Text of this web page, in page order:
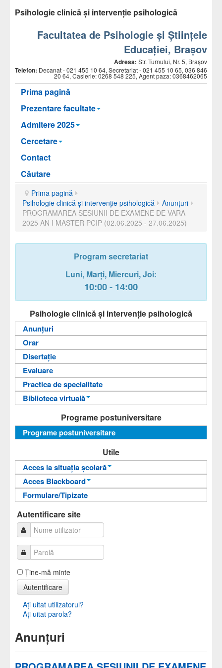
Psihologie clinică și intervenție psihologică
Facultatea de Psihologie și Științele
Educației, Brașov
Adresa: Str. Turnului, Nr. 5, Brașov
Telefon: Decanat -021 455 10 64, Secretariat - 021 455 10 65, 036 846
20 64, Casierie: 0268 548 225, Agent paza: 0368462065
Prima pagină
Prezentare facultate
Admitere 2025
Cercetare
Contact
Căutare
Prima pagină
Psihologie clinică și intervenție psihologică
Anunțuri
PROGRAMAREA SESIUNII DE EXAMENE DE VARA
2025 AN I MASTER PCIP (02.06.2025 - 27.06.2025)
Program secretariat
Luni, Marți, Miercuri, Joi:
10:00 - 14:00
Psihologie clinică și intervenție psihologică
Anunțuri
Orar
Disertaţie
Evaluare
Practica de specialitate
Biblioteca virtuală
Fișele disciplinelor
Ghiduri universitare
Programe postuniversitare
Programe postuniversitare
Utile
Acces la situația școlară
Informații pentru acces
Autentificare
Acces Blackboard
Informații pentru acces
Autentificare
Formulare/Tipizate
Autentificare site
Ţine-mă minte
Autentificare
Aţi uitat utilizatorul?
Aţi uitat parola?
Anunțuri